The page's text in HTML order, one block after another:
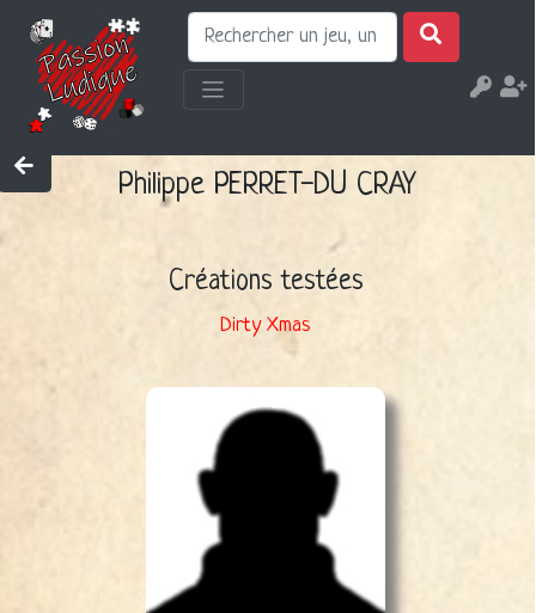
Philippe PERRET-DU CRAY
Créations testées
Dirty Xmas